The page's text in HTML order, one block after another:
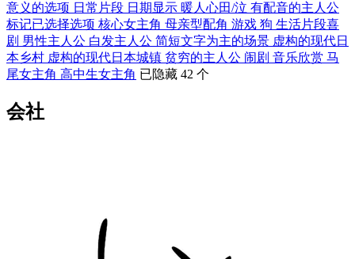
意义的选项 日常片段 日期显示 暖人心田/泣 有配音的主人公
标记已选择选项 核心女主角 母亲型配角 游戏 狗 生活片段喜
剧 男性主人公 白发主人公 简短文字为主的场景 虚构的现代日
本乡村 虚构的现代日本城镇 贫穷的主人公 闹剧 音乐欣赏 马
尾女主角 高中生女主角 已隐藏 42 个
会社